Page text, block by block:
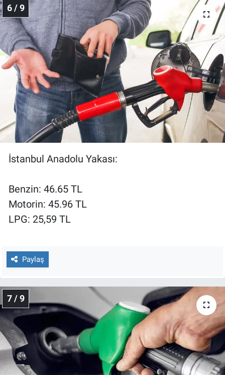
6 / 9
İstanbul Anadolu Yakası:
Benzin: 46.65 TL
Motorin: 45.96 TL
LPG: 25,59 TL
Paylaş
7 / 9